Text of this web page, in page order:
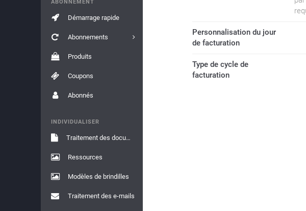
ABONNEMENT
Démarrage rapide
Abonnements
Produits
Coupons
Abonnés
INDIVIDUALISER
Traitement des documents
Ressources
Modèles de brindilles
Traitement des e-mails
Personnalisation du jour
de facturation
Type de cycle de
facturation